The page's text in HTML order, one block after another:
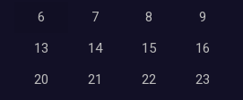
6 7 8
9
13 14 15
16
20 21 22
23